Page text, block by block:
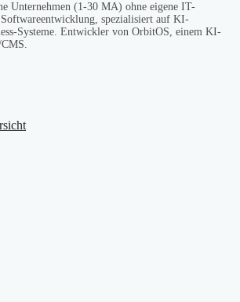
Unternehmen (1-30 MA) ohne eigene IT-
spezialisiert auf KI-
Systeme. Entwickler von OrbitOS, einem KI-